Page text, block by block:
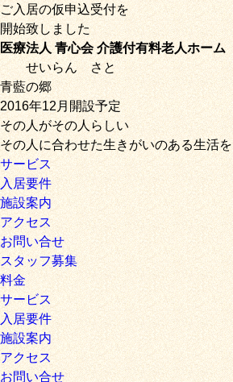
ご入居の仮申込受付を
開始致しました
医療法人 青心会 介護付有料老人ホーム
せいらんさと
青藍の郷
2016年12月開設予定
その人がその人らしい
その人に合わせた生きがいのある生活を
サービス
入居要件
施設案内
アクセス
お問い合せ
スタッフ募集
料金
サービス
入居要件
施設案内
アクセス
お問い合せ